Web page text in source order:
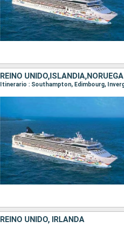
REINO UNIDO,ISLANDIA,NORUEGA
REINO UNIDO, IRLANDA